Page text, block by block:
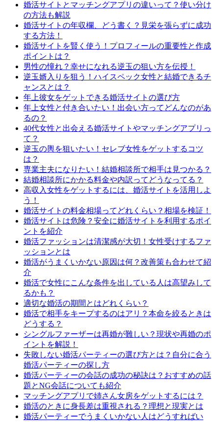
婚活サイトとマッチングアプリの違いって？使い分け
の方法も解説
婚活サイトの年収欄、どう書く？見栄を張らずに成功
する方法！
婚活サイトを賢く使う！プロフィールの重要性と作成
ポイントは？
男性の憧れ？幸せになれる逆玉の狙い方を伝授！
逆玉婿入りを狙う！ハイスペック女性と結婚できるチ
ャンスとは？
年上彼女をゲットできる婚活サイトの選び方
年上女性と付き合いたい！出会い方ってどんなのがあ
るの？
40代女性と出会える婚活サイトやマッチングアプリっ
て？
逆玉の輿を狙いたい！セレブ女性をゲットするコツ
は？
専業主夫になりたい！結婚相談所で相手は見つかる？
結婚相談所にかかる料金や内訳ってどうなってる？
高収入女性をゲットするには、婚活サイトを活用しよ
う！
婚活サイトの料金相場ってどれくらい？相場を検証！
婚活サイトは危険？安全に婚活サイトを利用するポイ
ントを紹介
婚活ファッションは清潔感が大切！女性受けするファ
ッションとは
婚活がうまくいかない原因は何？改善策も合わせて紹
介
婚活で女性にこんな条件を出している人は高望みして
るかも？
適切な婚活の期間とはどれくらい？
婚活で相手をキープするのはアリ？本命を絞るときは
どうする？
シングルファーザーは再婚が難しい？現状や再婚のポ
イントを解説！
失敗しない婚活パーティーの選び方とは？自分に合う
婚活パーティーの探し方
婚活パーティーの会話の成功の秘訣は？おすすめの話
題とNG会話についても紹介
マッチングアプリで姉さん女房をゲットするには？
婚活のときに身長差は重視される？理想と現実とは
婚活パーティーでうまくいかない人はどうすればい